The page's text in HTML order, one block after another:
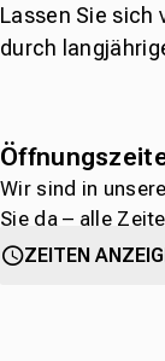
Lassen Sie sich
durch
Wir sind in
Sie da – alle
einen Blick.
ZEITEN